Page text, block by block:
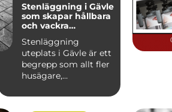
Stenläggning i Gävle
som skapar hållbara
och vackra
Stenläggning
uteplats i Gävle är ett
begrepp som allt fler
husägare,